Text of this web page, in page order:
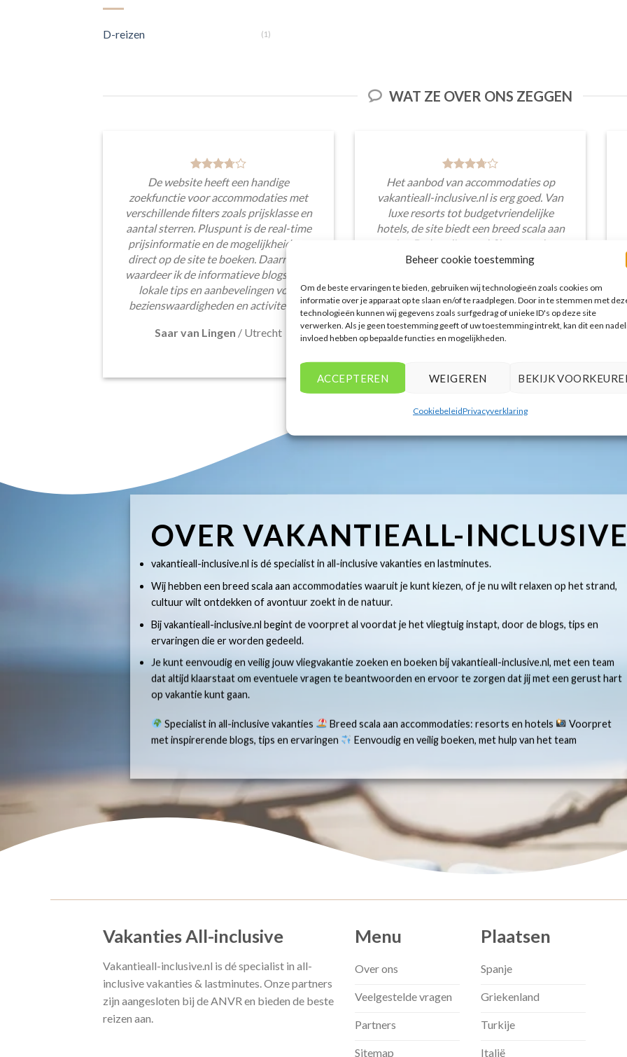
Beheer cookie toestemming
Om de beste ervaringen te bieden, gebruiken wij technologieën zoals cookies om
informatie over je apparaat op te slaan en/of te raadplegen. Door in te stemmen met
technologieën kunnen wij gegevens zoals surfgedrag of unieke ID's op deze site
verwerken. Als je geen toestemming geeft of uw toestemming intrekt, kan dit een
invloed hebben op bepaalde functies en mogelijkheden.
ACCEPTEREN WEIGEREN BEKIJK
CookiebeleidPrivacyverklaring
D-reizen (1)
WAT ZE OVER ONS ZEGGEN
De website heeft een handige
zoekfunctie voor accommodaties met
verschillende filters zoals prijsklasse en
aantal sterren. Pluspunt is de real-time
prijsinformatie en de mogelijkheid om
direct op de site te boeken. Daarnaast
waardeer ik de informatieve blogsectie,
lokale tips en aanbevelingen voor
bezienswaardigheden en activiteiten.
Saar van Lingen / Utrecht
Het aanbod van accommodaties op
vakantieall-inclusive.nl is erg goed. Van
luxe resorts tot budgetvriendelijke
hotels, de site biedt een breed scala aan
opties. De handige zoekfilters maakten
het eenvoudig om accommodaties te
voorkeuren en budget.
Stijn Wouters/Den Bosch
OVER VAKANTIEALL-
vakantieall-inclusive.nl is dé specialist in all-inclusive vakanties en lastminutes.
Wij hebben een breed scala aan accommodaties waaruit je kunt kiezen, of je nu wilt relaxen op het strand,
cultuur wilt ontdekken of avontuur zoekt in de natuur.
Bij vakantieall-inclusive.nl begint de voorpret al voordat je het vliegtuig instapt, door de blogs, tips en
ervaringen die er worden gedeeld.
Je kunt eenvoudig en veilig jouw vliegvakantie zoeken en boeken bij vakantieall-inclusive.nl, met een team
dat altijd klaarstaat om eventuele vragen te beantwoorden en ervoor te zorgen dat jij met een gerust hart
op vakantie kunt gaan.
Specialist in all-inclusive vakanties Breed scala aan accommodaties: resorts en hotels
Voorpret
met inspirerende blogs, tips en ervaringen
Eenvoudig en veilig boeken, met hulp van het team
Vakanties All-inclusive
Vakantieall-inclusive.nl is dé specialist in all-
inclusive vakanties & lastminutes. Onze partners
zijn aangesloten bij de ANVR en bieden de beste
reizen aan.
Menu
Over ons
Veelgestelde vragen
Partners
Sitemap
Plaatsen
Spanje
Griekenland
Turkije
Italië